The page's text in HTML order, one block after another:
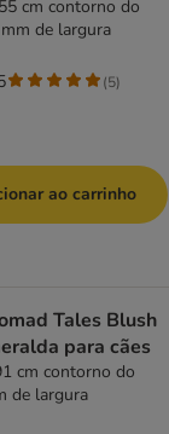
cm contorno do
de largura
(5)
ao carrinho
Tales Blush
para cães
cm contorno do
de largura